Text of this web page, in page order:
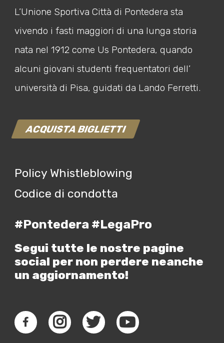
L’Unione Sportiva Città di Pontedera sta
vivendo i fasti maggiori di una lunga storia
nata nel 1912 come Us Pontedera, quando
alcuni giovani studenti frequentatori dell’
università di Pisa, guidati da Lando Ferretti.
ACQUISTA BIGLIETTI
Policy Whistleblowing
Codice di condotta
#Pontedera #LegaPro
Segui tutte le nostre pagine
social per non perdere neanche
un aggiornamento!